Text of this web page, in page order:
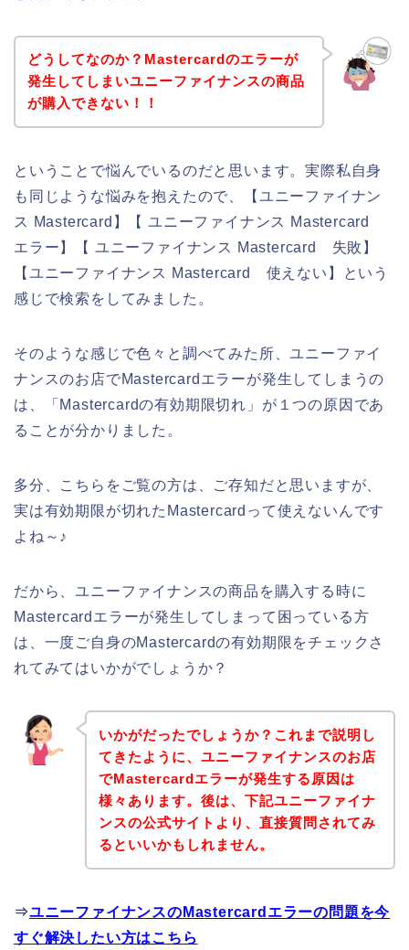
どうしてなのか？Mastercardのエラーが
発生してしまいユニーファイナンスの商品
が購入できない！！
ということで悩んでいるのだと思います。実際私自身
も同じような悩みを抱えたので、【ユニーファイナン
ス Mastercard】【 ユニーファイナンス Mastercard
エラー】【 ユニーファイナンス Mastercard 失敗】
【ユニーファイナンス Mastercard 使えない】という
感じで検索をしてみました。
そのような感じで色々と調べてみた所、ユニーファイ
ナンスのお店でMastercardエラーが発生してしまうの
は、「Mastercardの有効期限切れ」が１つの原因であ
ることが分かりました。
多分、こちらをご覧の方は、ご存知だと思いますが、
実は有効期限が切れたMastercardって使えないんです
よね～♪
だから、ユニーファイナンスの商品を購入する時に
Mastercardエラーが発生してしまって困っている方
は、一度ご自身のMastercardの有効期限をチェックさ
れてみてはいかがでしょうか？
いかがだったでしょうか？これまで説明し
てきたように、ユニーファイナンスのお店
でMastercardエラーが発生する原因は
様々あります。後は、下記ユニーファイナ
ンスの公式サイトより、直接質問されてみ
るといいかもしれません。
⇒ユニーファイナンスのMastercardエラーの問題を今
すぐ解決したい方はこちら